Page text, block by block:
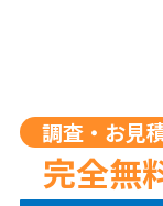
調査・お見
完全無